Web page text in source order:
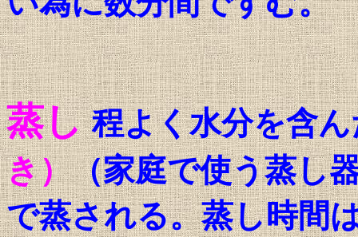
蒸し程よく水分を含
き）（家庭で使う蒸し
で蒸される。蒸し時間